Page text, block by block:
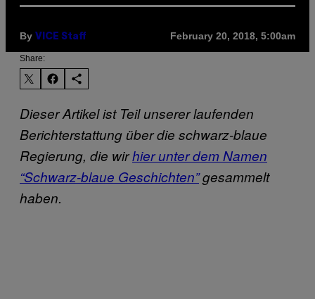
By VICE Staff February 20, 2018, 5:00am
Share:
Dieser Artikel ist Teil unserer laufenden
Berichterstattung über die schwarz-blaue
Regierung, die wirhier unter dem Namen
“Schwarz-blaue Geschichten”gesammelt
haben.